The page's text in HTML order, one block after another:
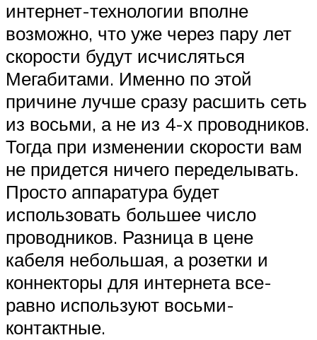
интернет-технологии вполне
возможно, что уже через пару лет
скорости будут исчисляться
Мегабитами. Именно по этой
причине лучше сразу расшить сеть
из восьми, а не из 4-х проводников.
Тогда при изменении скорости вам
не придется ничего переделывать.
Просто аппаратура будет
использовать большее число
проводников. Разница в цене
кабеля небольшая, а розетки и
коннекторы для интернета все-
равно используют восьми-
контактные.